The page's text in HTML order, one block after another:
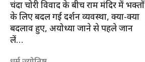
चंदा चोरी विवाद के बीच राम मंदिर में भक्तों
के लिए बदल गई दर्शन व्यवस्था, क्या-क्या
बदलाव हुए, अयोध्या जाने से पहले जान
लें…